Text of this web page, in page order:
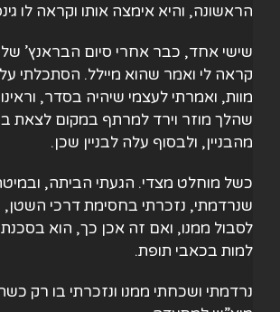
הראשונה, והיא אימצה אותו וקראה לו
שישי אחד, כבר אחרי סיום הבראנץ’ של
קראה לי ואמר שהוא מיילל. הסתכלתי
מוות, ואמרתי לעצמי שיהיה בסדר,
שהלך מוזר וירד למרתף במקום לצאת
מהבניין, ולבסוף עלה לבניין שכן.
כשל מוחלט מצדי. הגעתי הביתה,
שנרדמתי, נזכרתי בחסימת דרכי השטן,
לסבול ממנו, ואם זה אכן כך, הוא בסכנת
למות בכאבי תופת.
נרדמתי ושכחתי ממנו ונזכרתי בו רק